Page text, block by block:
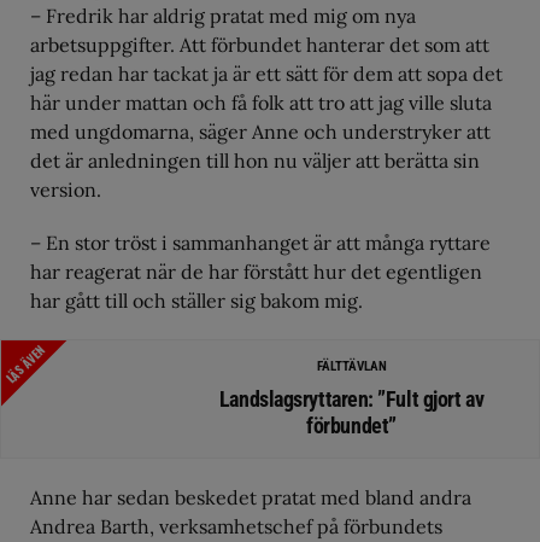
– Fredrik har aldrig pratat med mig om nya
arbetsuppgifter. Att förbundet hanterar det som att
jag redan har tackat ja är ett sätt för dem att sopa det
här under mattan och få folk att tro att jag ville sluta
med ungdomarna, säger Anne och understryker att
det är anledningen till hon nu väljer att berätta sin
version.
– En stor tröst i sammanhanget är att många ryttare
har reagerat när de har förstått hur det egentligen
har gått till och ställer sig bakom mig.
LÄS ÄVEN FÄLTTÄVLAN
Landslagsryttaren: ”Fult gjort av
förbundet”
Anne har sedan beskedet pratat med bland andra
Andrea Barth, verksamhetschef på förbundets